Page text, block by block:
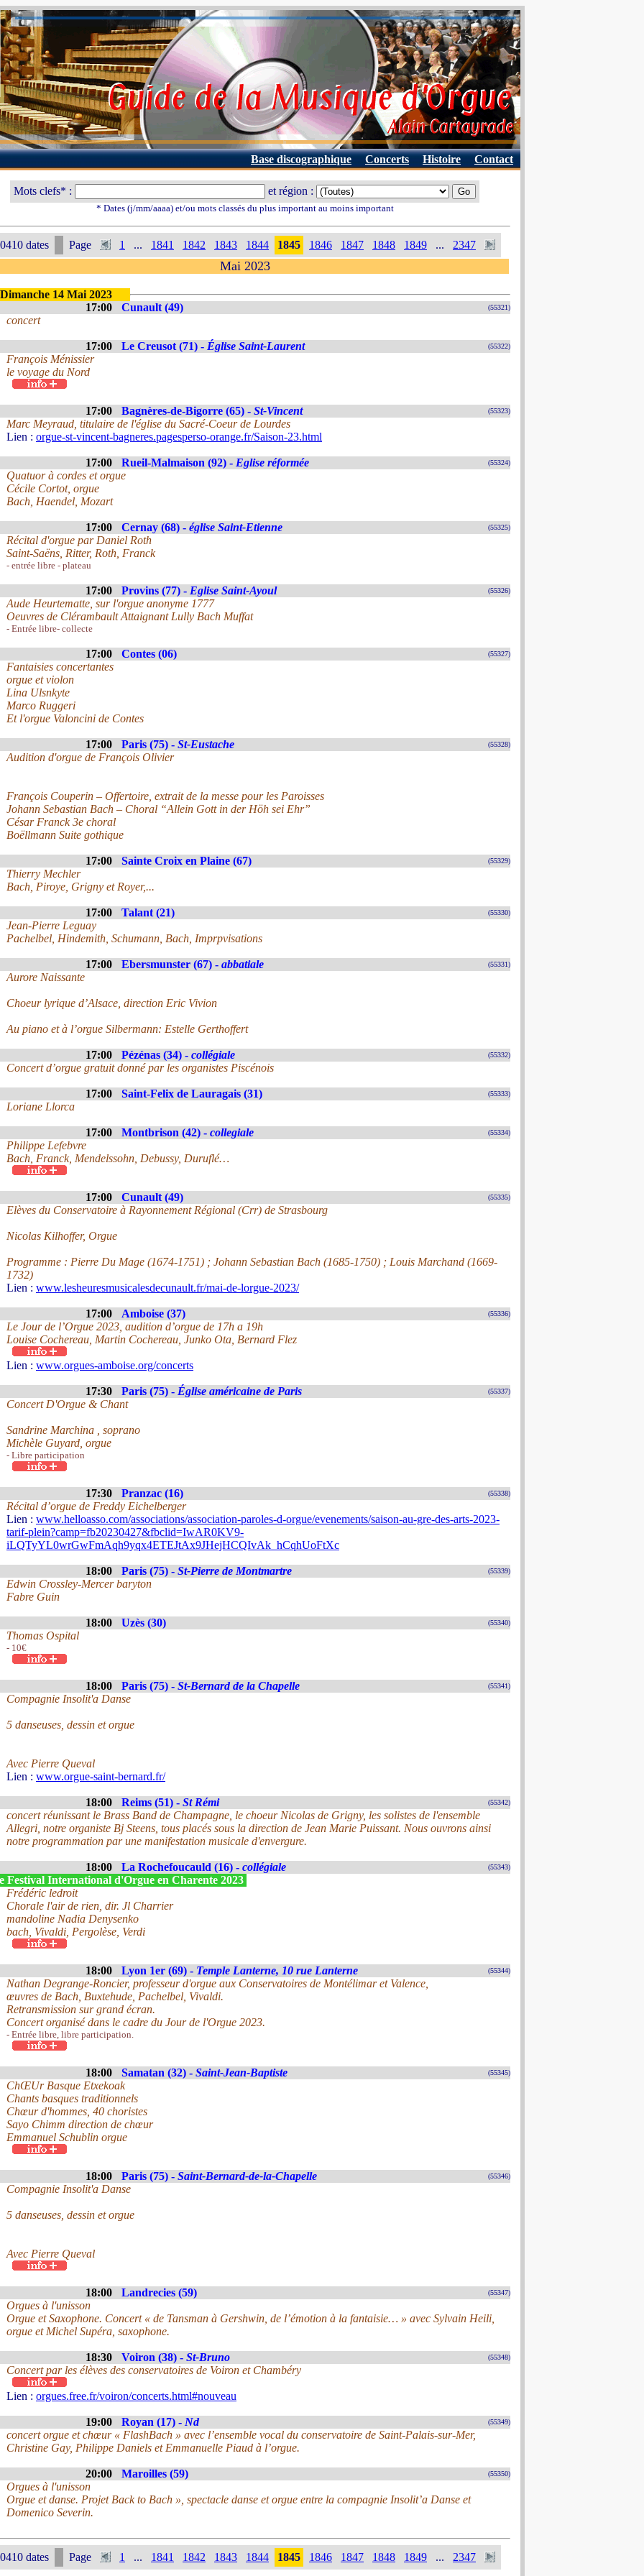
Base discographique Concerts Histoire Contact
Mots clefs* : et région :
* Dates (j/mm/aaaa) et/ou mots classés du plus important au moins important
dates Page 1 ... 1841 1842 1843 1844 1845 1846 1847 1848 1849 ... 2347
Mai 2023
Dimanche 14 Mai 2023
17:00
Cunault (49) (55321)
concert
17:00 Le Creusot (71) - Église Saint-Laurent (55322)
François Ménissier
le voyage du Nord
17:00 Bagnères-de-Bigorre (65) - St-Vincent (55323)
Marc Meyraud, titulaire de l'église du Sacré-Coeur de Lourdes
Lien : orgue-st-vincent-bagneres.pagesperso-orange.fr/Saison-23.html
17:00 Rueil-Malmaison (92) - Eglise réformée (55324)
Quatuor à cordes et orgue
Cécile Cortot, orgue
Bach, Haendel, Mozart
17:00 Cernay (68) - église Saint-Etienne (55325)
Récital d'orgue par Daniel Roth
Saint-Saëns, Ritter, Roth, Franck
- entrée libre - plateau
17:00 Provins (77) - Eglise Saint-Ayoul (55326)
Aude Heurtematte, sur l'orgue anonyme 1777
Oeuvres de Clérambault Attaignant Lully Bach Muffat
- Entrée libre- collecte
17:00 Contes (06) (55327)
Fantaisies concertantes
orgue et violon
Lina Ulsnkyte
Marco Ruggeri
Et l'orgue Valoncini de Contes
17:00 Paris (75) - St-Eustache (55328)
Audition d'orgue de François Olivier
François Couperin – Offertoire, extrait de la messe pour les Paroisses
Johann Sebastian Bach – Choral “Allein Gott in der Höh sei Ehr”
César Franck 3e choral
Boëllmann Suite gothique
17:00 Sainte Croix en Plaine (67) (55329)
Thierry Mechler
Bach, Piroye, Grigny et Royer,...
17:00 Talant (21) (55330)
Jean-Pierre Leguay
Pachelbel, Hindemith, Schumann, Bach, Imprpvisations
17:00 Ebersmunster (67) - abbatiale (55331)
Aurore Naissante
Choeur lyrique d’Alsace, direction Eric Vivion
Au piano et à l’orgue Silbermann: Estelle Gerthoffert
17:00 Pézénas (34) - collégiale (55332)
Concert d’orgue gratuit donné par les organistes Piscénois
17:00 Saint-Felix de Lauragais (31) (55333)
Loriane Llorca
17:00 Montbrison (42) - collegiale (55334)
Philippe Lefebvre
Bach, Franck, Mendelssohn, Debussy, Duruflé…
17:00 Cunault (49) (55335)
Elèves du Conservatoire à Rayonnement Régional (Crr) de Strasbourg
Nicolas Kilhoffer, Orgue
Programme : Pierre Du Mage (1674-1751) ; Johann Sebastian Bach (1685-1750) ; Louis Marchand (1669-
1732)
Lien : www.lesheuresmusicalesdecunault.fr/mai-de-lorgue-2023/
17:00 Amboise (37) (55336)
Le Jour de l’Orgue 2023, audition d’orgue de 17h a 19h
Louise Cochereau, Martin Cochereau, Junko Ota, Bernard Flez
Lien : www.orgues-amboise.org/concerts
17:30 Paris (75) - Église américaine de Paris (55337)
Concert D'Orgue & Chant
Sandrine Marchina , soprano
Michèle Guyard, orgue
- Libre participation
17:30 Pranzac (16) (55338)
Récital d’orgue de Freddy Eichelberger
Lien : www.helloasso.com/associations/association-paroles-d-orgue/evenements/saison-au-gre-des-arts-2023-
tarif-plein?camp=fb20230427&fbclid=IwAR0KV9-
iLQTyYL0wrGwFmAqh9yqx4ETEJtAx9JHejHCQIvAk_hCqhUoFtXc
18:00 Paris (75) - St-Pierre de Montmartre (55339)
Edwin Crossley-Mercer baryton
Fabre Guin
18:00 Uzès (30) (55340)
Thomas Ospital
- 10€
18:00 Paris (75) - St-Bernard de la Chapelle (55341)
Compagnie Insolit'a Danse
5 danseuses, dessin et orgue
Avec Pierre Queval
Lien : www.orgue-saint-bernard.fr/
18:00 Reims (51) - St Rémi (55342)
concert réunissant le Brass Band de Champagne, le choeur Nicolas de Grigny, les solistes de l'ensemble
Allegri, notre organiste Bj Steens, tous placés sous la direction de Jean Marie Puissant. Nous ouvrons ainsi
notre programmation par une manifestation musicale d'envergure.
18:00 La Rochefoucauld (16) - collégiale (55343)
Festival International d'Orgue en Charente 2023
Frédéric ledroit
Chorale l'air de rien, dir. Jl Charrier
mandoline Nadia Denysenko
bach, Vivaldi, Pergolèse, Verdi
18:00 Lyon 1er (69) - Temple Lanterne, 10 rue Lanterne (55344)
Nathan Degrange-Roncier, professeur d'orgue aux Conservatoires de Montélimar et Valence,
œuvres de Bach, Buxtehude, Pachelbel, Vivaldi.
Retransmission sur grand écran.
Concert organisé dans le cadre du Jour de l'Orgue 2023.
- Entrée libre, libre participation.
18:00 Samatan (32) - Saint-Jean-Baptiste (55345)
ChŒUr Basque Etxekoak
Chants basques traditionnels
Chœur d'hommes, 40 choristes
Sayo Chimm direction de chœur
Emmanuel Schublin orgue
18:00 Paris (75) - Saint-Bernard-de-la-Chapelle (55346)
Compagnie Insolit'a Danse
5 danseuses, dessin et orgue
Avec Pierre Queval
18:00 Landrecies (59) (55347)
Orgues à l'unisson
Orgue et Saxophone. Concert « de Tansman à Gershwin, de l’émotion à la fantaisie… » avec Sylvain Heili,
orgue et Michel Supéra, saxophone.
18:30 Voiron (38) - St-Bruno (55348)
Concert par les élèves des conservatoires de Voiron et Chambéry
Lien : orgues.free.fr/voiron/concerts.html#nouveau
19:00 Royan (17) - Nd (55349)
concert orgue et chœur « FlashBach » avec l’ensemble vocal du conservatoire de Saint-Palais-sur-Mer,
Christine Gay, Philippe Daniels et Emmanuelle Piaud à l’orgue.
20:00 Maroilles (59) (55350)
Orgues à l'unisson
Orgue et danse. Projet Back to Bach », spectacle danse et orgue entre la compagnie Insolit’a Danse et
Domenico Severin.
dates Page 1 ... 1841 1842 1843 1844 1845 1846 1847 1848 1849 ... 2347